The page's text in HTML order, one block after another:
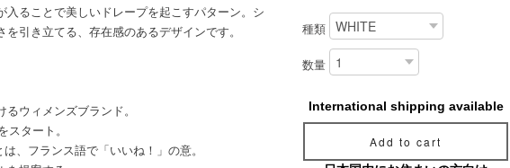
入ることで美しいドレープを起こすパターン。シ
引き立てる、存在感のあるデザインです。
ウィメンズブランド。
スタート。
、フランス語で「いいね！」の意。
種類
数量
International shipping available
Add to cart